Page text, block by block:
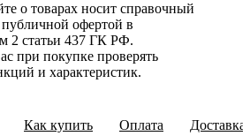
о товарах носит справочный
публичной офертой в
2 статьи 437 ГК РФ.
при покупке проверять
и характеристик.
Как купить Оплата Доставка